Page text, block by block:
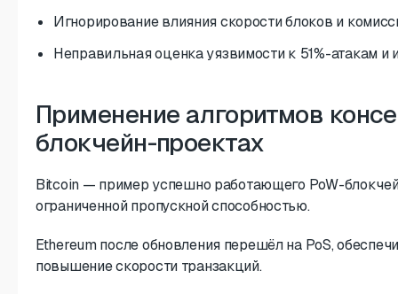
Игнорирование влияния скорости блоков и
Неправильная оценка уязвимости к 51%-атакам и
Применение алгоритмов
блокчейн-проектах
Bitcoin — пример успешно работающего PoW-
ограниченной пропускной способностью.
Ethereum после обновления перешёл на PoS,
повышение скорости транзакций.